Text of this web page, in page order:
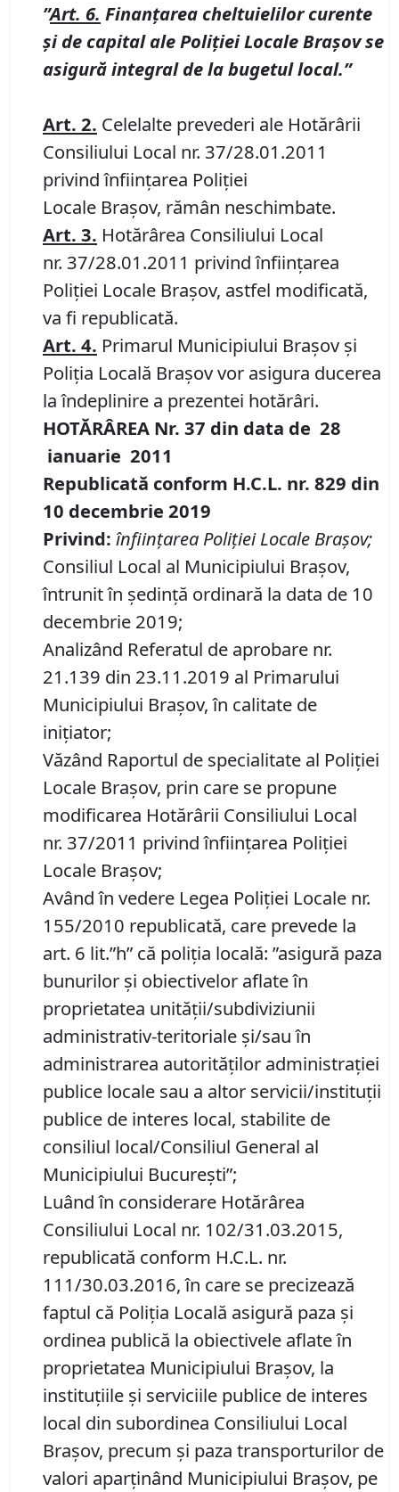
”Art. 6. Finanțarea cheltuielilor curente
și de capital ale Poliției Locale Brașov se
asigură integral de la bugetul local.”
Art. 2. Celelalte prevederi ale Hotărârii
Consiliului Local nr. 37/28.01.2011
privind înfiinţarea Poliţiei
Locale Braşov, rămân neschimbate.
Art. 3. Hotărârea Consiliului Local
nr. 37/28.01.2011 privind înfiinţarea
Poliţiei Locale Braşov, astfel modificată,
va fi republicată.
Art. 4. Primarul Municipiului Braşov şi
Poliţia Locală Braşov vor asigura ducerea
la îndeplinire a prezentei hotărâri.
HOTĂRÂREA Nr. 37 din data de 28
ianuarie 2011
Republicată conform H.C.L. nr. 829 din
10 decembrie 2019
Privind: înfiinţarea Poliţiei Locale Braşov;
Consiliul Local al Municipiului Brașov,
întrunit în ședință ordinară la data de 10
decembrie 2019;
Analizând Referatul de aprobare nr.
21.139 din 23.11.2019 al Primarului
Municipiului Braşov, în calitate de
iniţiator;
Văzând Raportul de specialitate al Poliției
Locale Braşov, prin care se propune
modificarea Hotărârii Consiliului Local
nr. 37/2011 privind înființarea Poliției
Locale Brașov;
Având în vedere Legea Poliției Locale nr.
155/2010 republicată, care prevede la
art. 6 lit.”h” că poliția locală: ”asigură paza
bunurilor şi obiectivelor aflate în
proprietatea unităţii/subdiviziunii
administrativ-teritoriale şi/sau în
administrarea autorităţilor administraţiei
publice locale sau a altor servicii/instituţii
publice de interes local, stabilite de
consiliul local/Consiliul General al
Municipiului Bucureşti”;
Luând în considerare Hotărârea
Consiliului Local nr. 102/31.03.2015,
republicată conform H.C.L. nr.
111/30.03.2016, în care se precizează
faptul că Poliția Locală asigură paza și
ordinea publică la obiectivele aflate în
proprietatea Municipiului Brașov, la
instituțiile și serviciile publice de interes
local din subordinea Consiliului Local
Brașov, precum și paza transporturilor de
valori aparținând Municipiului Brașov, pe